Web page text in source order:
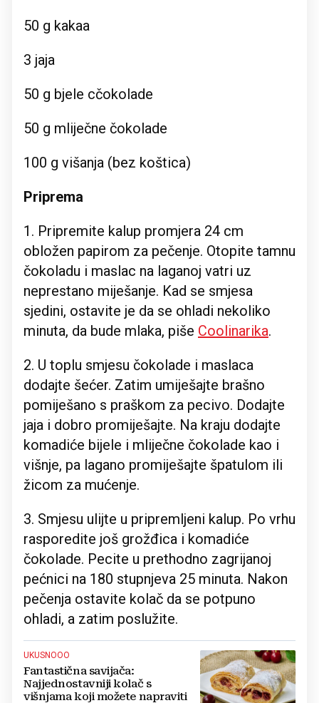
50 g kakaa
3 jaja
50 g bjele cčokolade
50 g mliječne čokolade
100 g višanja (bez koštica)
Priprema
1. Pripremite kalup promjera 24 cm
obložen papirom za pečenje. Otopite tamnu
čokoladu i maslac na laganoj vatri uz
neprestano miješanje. Kad se smjesa
sjedini, ostavite je da se ohladi nekoliko
minuta, da bude mlaka, piše Coolinarika.
2. U toplu smjesu čokolade i maslaca
dodajte šećer. Zatim umiješajte brašno
pomiješano s praškom za pecivo. Dodajte
jaja i dobro promiješajte. Na kraju dodajte
komadiće bijele i mliječne čokolade kao i
višnje, pa lagano promiješajte špatulom ili
žicom za mućenje.
3. Smjesu ulijte u pripremljeni kalup. Po vrhu
rasporedite još grožđica i komadiće
čokolade. Pecite u prethodno zagrijanoj
pećnici na 180 stupnjeva 25 minuta. Nakon
pečenja ostavite kolač da se potpuno
ohladi, a zatim poslužite.
UKUSNOOO
Fantastična savijača:
Najjednostavniji kolač s
višnjama koji možete napraviti